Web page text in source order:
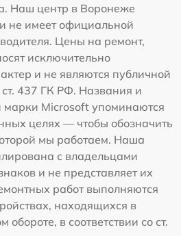
Наш центр в Воронеже
не имеет официальной
Цены на ремонт,
исключительно
и не являются публичной
437 ГК РФ. Названия и
марки Microsoft упоминаются
целях — чтобы обозначить
мы работаем. Наша
с владельцами
и не представляет их
работ выполняются
находящихся в
в соответствии со ст.